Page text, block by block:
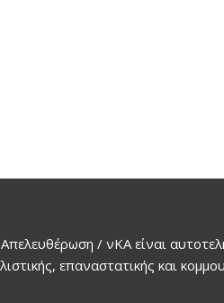
/ νΚΑ είναι
επαναστατικής και